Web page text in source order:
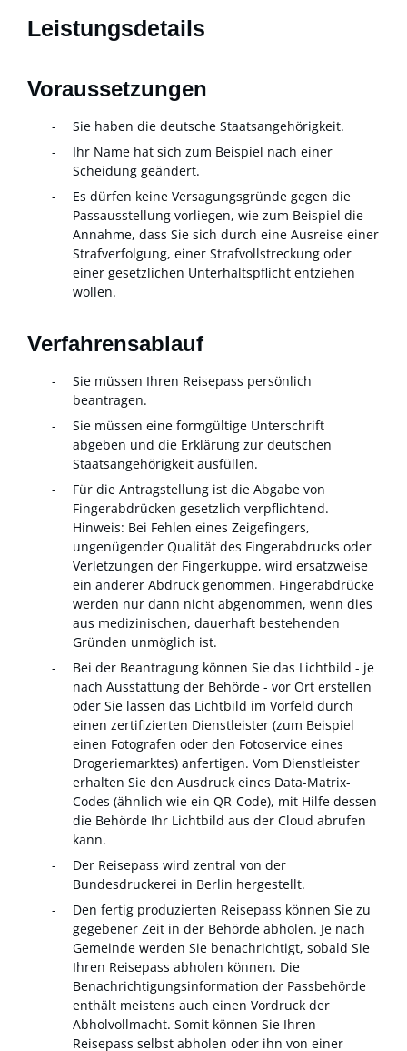
Leistungsdetails
Voraussetzungen
Sie haben die deutsche Staatsangehörigkeit.
Ihr Name hat sich zum Beispiel nach einer
Scheidung geändert.
Es dürfen keine Versagungsgründe gegen die
Passausstellung vorliegen, wie zum Beispiel die
Annahme, dass Sie sich durch eine Ausreise einer
Strafverfolgung, einer Strafvollstreckung oder
einer gesetzlichen Unterhaltspflicht entziehen
wollen.
Verfahrensablauf
Sie müssen Ihren Reisepass persönlich
beantragen.
Sie müssen eine formgültige Unterschrift
abgeben und die Erklärung zur deutschen
Staatsangehörigkeit ausfüllen.
Für die Antragstellung ist die Abgabe von
Fingerabdrücken gesetzlich verpflichtend.
Hinweis: Bei Fehlen eines Zeigefingers,
ungenügender Qualität des Fingerabdrucks oder
Verletzungen der Fingerkuppe, wird ersatzweise
ein anderer Abdruck genommen. Fingerabdrücke
werden nur dann nicht abgenommen, wenn dies
aus medizinischen, dauerhaft bestehenden
Gründen unmöglich ist.
Bei der Beantragung können Sie das Lichtbild - je
nach Ausstattung der Behörde - vor Ort erstellen
oder Sie lassen das Lichtbild im Vorfeld durch
einen zertifizierten Dienstleister (zum Beispiel
einen Fotografen oder den Fotoservice eines
Drogeriemarktes) anfertigen. Vom Dienstleister
erhalten Sie den Ausdruck eines Data-Matrix-
Codes (ähnlich wie ein QR-Code), mit Hilfe dessen
die Behörde Ihr Lichtbild aus der Cloud abrufen
kann.
Der Reisepass wird zentral von der
Bundesdruckerei in Berlin hergestellt.
Den fertig produzierten Reisepass können Sie zu
gegebener Zeit in der Behörde abholen. Je nach
Gemeinde werden Sie benachrichtigt, sobald Sie
Ihren Reisepass abholen können. Die
Benachrichtigungsinformation der Passbehörde
enthält meistens auch einen Vordruck der
Abholvollmacht. Somit können Sie Ihren
Reisepass selbst abholen oder ihn von einer